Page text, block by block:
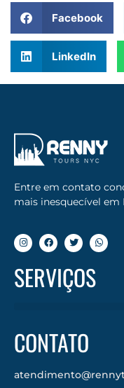
Facebook
LinkedIn
Entre em contato
mais inesquecível em
SERVIÇOS
CONTATO